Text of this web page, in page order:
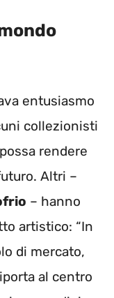
entusiasmo
collezionisti
rendere
Altri –
– hanno
artistico: “In
di mercato,
al centro